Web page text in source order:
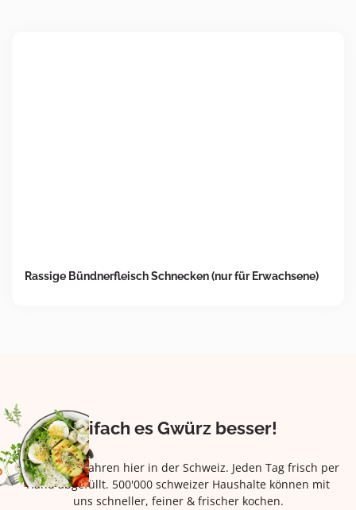
Rassige Bündnerfleisch Schnecken (nur für Erwachsene)
Eifach es Gwürz besser!
Seit über 42 Jahren hier in der Schweiz. Jeden Tag frisch per
Hand abgefüllt. 500'000 schweizer Haushalte können mit
uns schneller, feiner & frischer kochen.